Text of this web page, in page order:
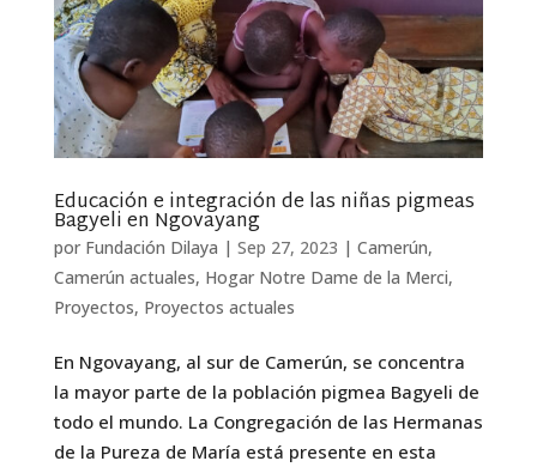
Educación e integración de las niñas pigmeas
Bagyeli en Ngovayang
por Fundación Dilaya | Sep 27, 2023 | Camerún,
Camerún actuales, Hogar Notre Dame de la Merci,
Proyectos, Proyectos actuales
En Ngovayang, al sur de Camerún, se concentra
la mayor parte de la población pigmea Bagyeli de
todo el mundo. La Congregación de las Hermanas
de la Pureza de María está presente en esta